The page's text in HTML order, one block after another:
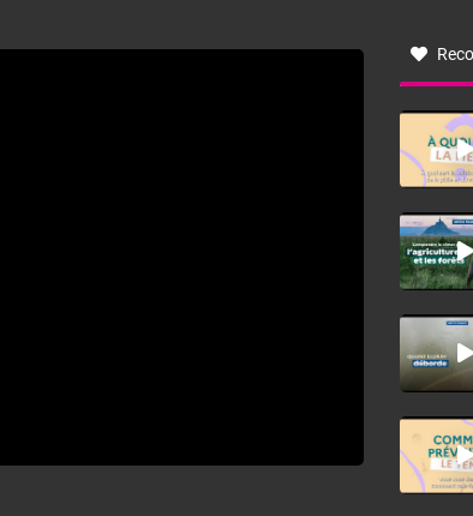
monts, en allusion aux régions montagneuses d’où